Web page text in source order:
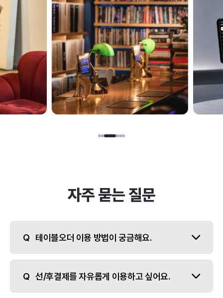
자주 묻는 질문
테이블오더 이용 방법이 궁금해요.
선/후결제를 자유롭게 이용하고 싶어요.